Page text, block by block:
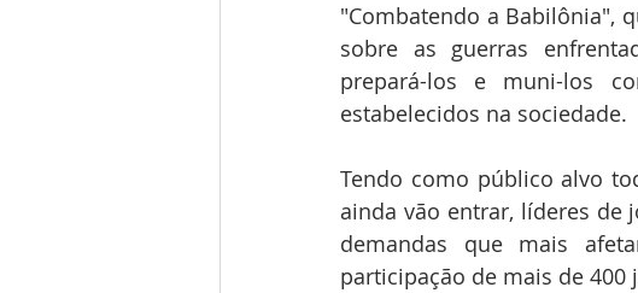
"Combatendo a Babilônia",
sobre as guerras
prepará-los e muni-los
estabelecidos na sociedade.
Tendo como público alvo
ainda vão entrar, líderes de
demandas que mais
participação de mais de